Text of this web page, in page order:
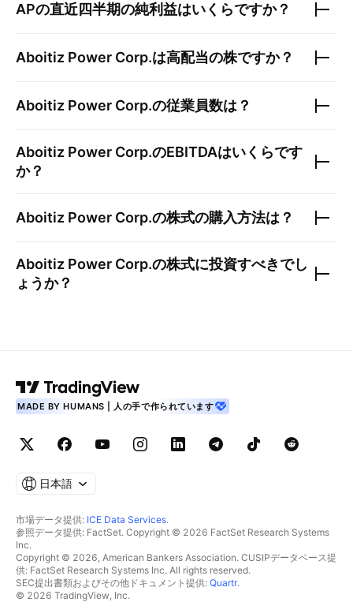
APの直近四半期の純利益はいくらですか？
Aboitiz Power Corp.は高配当の株ですか？
Aboitiz Power Corp.の従業員数は？
Aboitiz Power Corp.のEBITDAはいくらです
か？
Aboitiz Power Corp.の株式の購入方法は？
Aboitiz Power Corp.の株式に投資すべきでし
ょうか？
MADE BY HUMANS | 人の手で作られています
日本語
市場データ提供: ICE Data Services.
参照データ提供: FactSet. Copyright © 2026 FactSet Research Systems
Inc.
Copyright © 2026, American Bankers Association. CUSIPデータベース提
供: FactSet Research Systems Inc. All rights reserved.
SEC提出書類およびその他ドキュメント提供: Quartr.
© 2026 TradingView, Inc.